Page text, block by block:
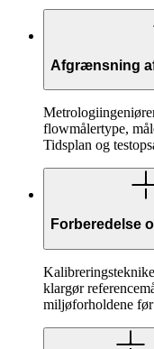
Afgrænsning
flowmålertype,
Tidsplan og
Forberedelse
klargør
miljøforholdene